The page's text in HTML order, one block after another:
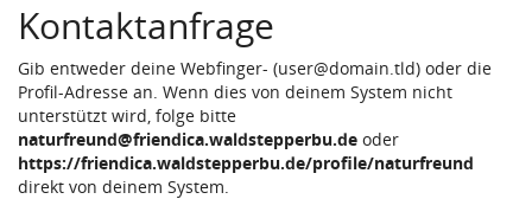
Kontaktanfrage
Gib entweder deine Webfinger- (user@domain.tld) oder die
Profil-Adresse an. Wenn dies von deinem System nicht
unterstützt wird, folge bitte
naturfreund@friendica.waldstepperbu.de oder
https://friendica.waldstepperbu.de/profile/naturfreund
direkt von deinem System.